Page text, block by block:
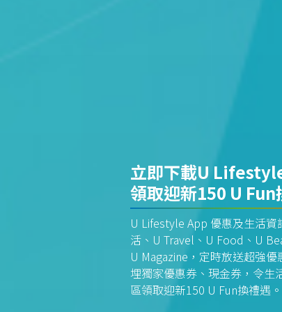
立即下載U
領取迎新150 U Fun
U Lifestyle App 優惠及生活
活、U Travel、U Food、U
U Magazine，定時放送超強
埋獨家優惠券、現金券，令
區領取迎新150 U Fun換禮遇。